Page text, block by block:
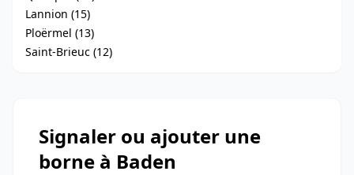
Lannion (15)
Ploërmel (13)
Saint-Brieuc (12)
Signaler ou ajouter une
borne à Baden